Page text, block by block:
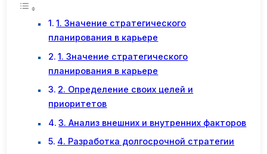
1. Значение стратегического
планирования в карьере
1. Значение стратегического
планирования в карьере
2. Определение своих целей и
приоритетов
3. Анализ внешних и внутренних факторов
4. Разработка долгосрочной стратегии